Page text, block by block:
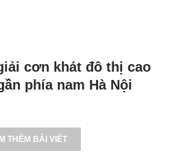
cơn khát đô thị cao
phía nam Hà Nội
THÊM BÀI VIẾT